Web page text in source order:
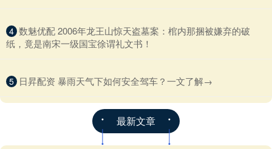
4 ​数魅优配 2006年龙王山惊天盗墓案：棺内那捆被嫌弃的破
纸，竟是南宋一级国宝徐谓礼文书！
5 ​日昇配资 暴雨天气下如何安全驾车？一文了解→
最新文章